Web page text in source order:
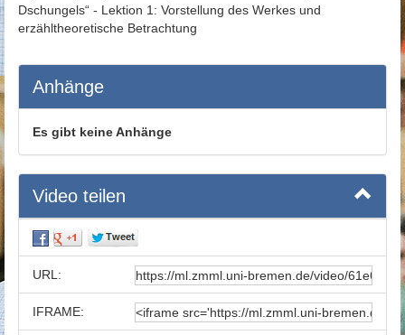
Dschungels“ - Lektion 1: Vorstellung des Werkes und
erzähltheoretische Betrachtung
Anhänge
Es gibt keine Anhänge
Video teilen
URL:
IFRAME: